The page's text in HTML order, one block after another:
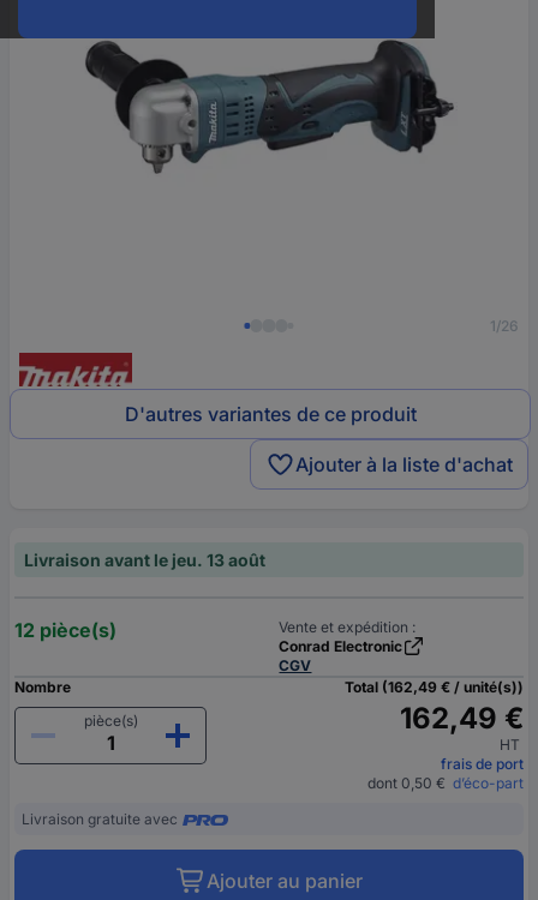
1/26
D'autres variantes de ce produit
Ajouter à la liste d'achat
Livraison avant le jeu. 13 août
12 pièce(s)
Vente et expédition :
Conrad Electronic
CGV
Nombre
pièce(s)
Total (162,49 € / unité(s))
162,49 €
HT
frais de port
dont 0,50 € d’éco-part
Livraison gratuite avec
Ajouter au panier